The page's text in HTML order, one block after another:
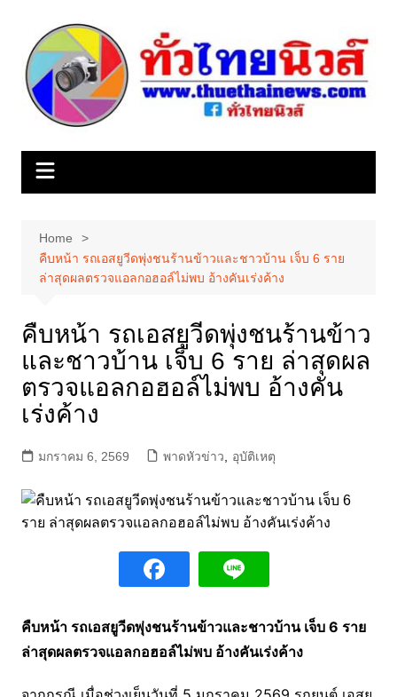
content
Home
คืบหน้า รถเอสยูวีดพุ่งชนร้านข้าวและชาวบ้าน เจ็บ 6 ราย
ล่าสุดผลตรวจแอลกอฮอล์ไม่พบ อ้างคันเร่งค้าง
คืบหน้า รถเอสยูวีดพุ่งชนร้านข้าว
และชาวบ้าน เจ็บ 6 ราย ล่าสุดผล
ตรวจแอลกอฮอล์ไม่พบ อ้างคัน
เร่งค้าง
มกราคม 6, 2569 พาดหัวข่าว อุบัติเหตุ
คืบหน้า รถเอสยูวีดพุ่งชนร้านข้าวและชาวบ้าน เจ็บ 6 ราย
ล่าสุดผลตรวจแอลกอฮอล์ไม่พบ อ้างคันเร่งค้าง